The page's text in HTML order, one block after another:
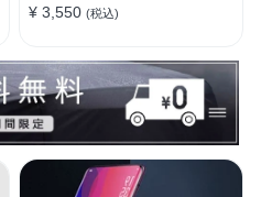
¥ 3,550 (税込)